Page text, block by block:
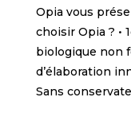
Opia vous
choisir Opia ? •
biologique non
d’élaboration
Sans